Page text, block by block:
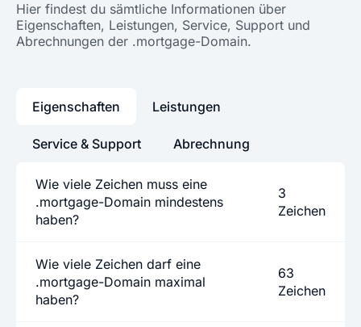
Hier findest du sämtliche Informationen über
Eigenschaften, Leistungen, Service, Support und
Abrechnungen der .mortgage-Domain.
Eigenschaften
Wie viele Zeichen muss eine
.mortgage-Domain mindestens
haben?
3
Zeichen
Wie viele Zeichen darf eine
.mortgage-Domain maximal
haben?
63
Zeichen
Leistungen
Service & Support Abrechnung